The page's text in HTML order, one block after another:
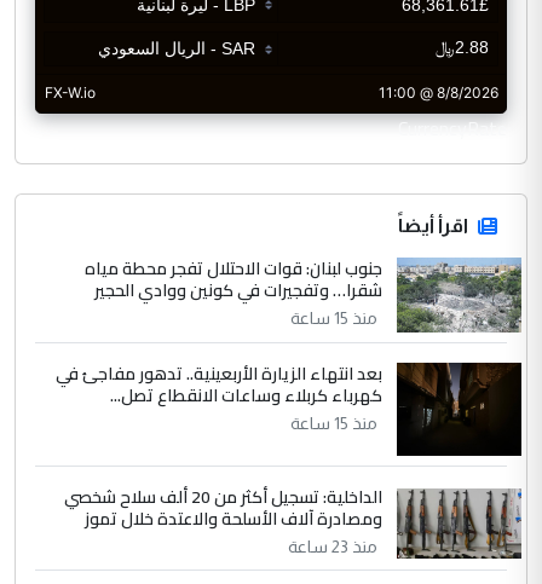
CurrencyRate
اقرأ أيضاً
جنوب لبنان: قوات الاحتلال تفجر محطة مياه
شقرا… وتفجيرات في كونين ووادي الحجير
منذ 15 ساعة
بعد انتهاء الزيارة الأربعينية.. تدهور مفاجئ في
كهرباء كربلاء وساعات الانقطاع تصل...
منذ 15 ساعة
الداخلية: تسجيل أكثر من 20 ألف سلاح شخصي
ومصادرة آلاف الأسلحة والاعتدة خلال تموز
منذ 23 ساعة